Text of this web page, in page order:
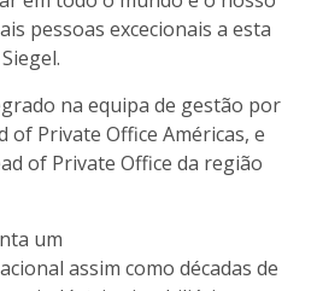
pessoas excecionais a esta
na equipa de gestão por
of Private Office Américas, e
of Private Office da região
um
assim como décadas de